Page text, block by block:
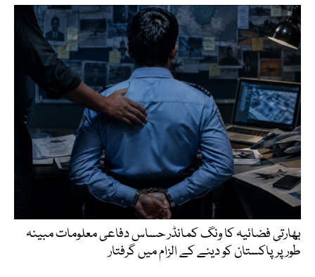
بھارتی فضائیہ کا ونگ کمانڈر حساس دفاعی معلومات مبینہ
طور پر پاکستان کو دینے کے الزام میں گرفتار